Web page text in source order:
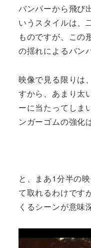
バンパーから飛び
いうスタイルは、
ものですが、この
の揺れによるバン
映像で見る限りは
すから、あまり太
ーに当たってしま
ンガーゴムの強化
と、まあ1分半の
て取れるわけです
くるシーンが意味